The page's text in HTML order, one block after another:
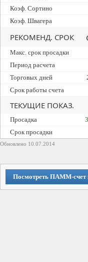
Обновлено 10.07.2014
Коэф. Сортино
Коэф. Швагера
РЕКОМЕНД. СРОК
Макс. срок просадки
Период расчета
Торговых дней
Срок работы счета
ТЕКУЩИЕ ПОКАЗ.
Просадка
Cрок просадки
Посмотреть ПАММ-счет